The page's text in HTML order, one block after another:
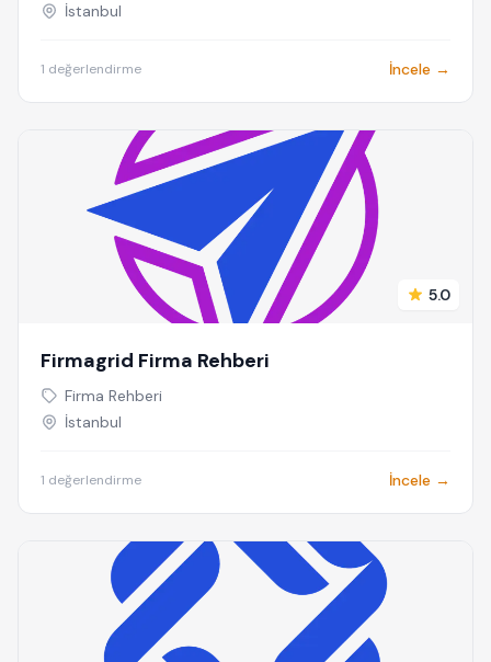
İstanbul
1 değerlendirme İncele →
5.0
Firmagrid Firma Rehberi
Firma Rehberi
İstanbul
1 değerlendirme İncele →